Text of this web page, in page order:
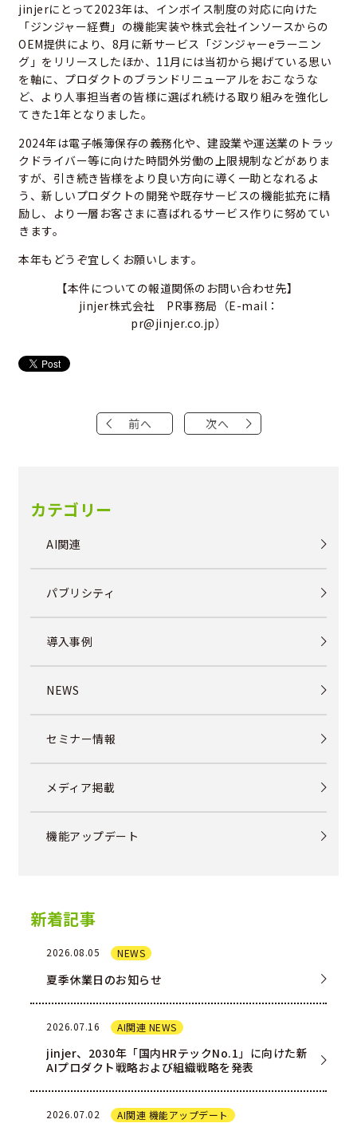
jinjerにとって2023年は、インボイス制度の対応に向けた
「ジンジャー経費」の機能実装や株式会社インソースからの
OEM提供により、8月に新サービス「ジンジャーeラーニン
グ」をリリースしたほか、11月には当初から掲げている思い
を軸に、プロダクトのブランドリニューアルをおこなうな
ど、より人事担当者の皆様に選ばれ続ける取り組みを強化し
てきた1年となりました。
2024年は電子帳簿保存の義務化や、建設業や運送業のトラッ
クドライバー等に向けた時間外労働の上限規制などがありま
すが、引き続き皆様をより良い方向に導く一助となれるよ
う、新しいプロダクトの開発や既存サービスの機能拡充に精
励し、より一層お客さまに喜ばれるサービス作りに努めてい
きます。
本年もどうぞ宜しくお願いします。
【本‌件‌に‌つ‌い‌ての報‌道‌関‌係‌の‌お‌問‌い‌合‌わ‌せ先】‌ ‌
jinjer株式会社 ‌PR事務局（E-mail‌：‌
pr@jinjer.co.jp）
前へ 次へ
カテゴリー
AI関連
パブリシティ
導入事例
NEWS
セミナー情報
メディア掲載
機能アップデート
新着記事
2026.08.05 NEWS
夏季休業日のお知らせ
2026.07.16 AI関連 NEWS
jinjer、2030年「国内HRテックNo.1」に向けた新
AIプロダクト戦略および組織戦略を発表
2026.07.02 AI関連 機能アップデート